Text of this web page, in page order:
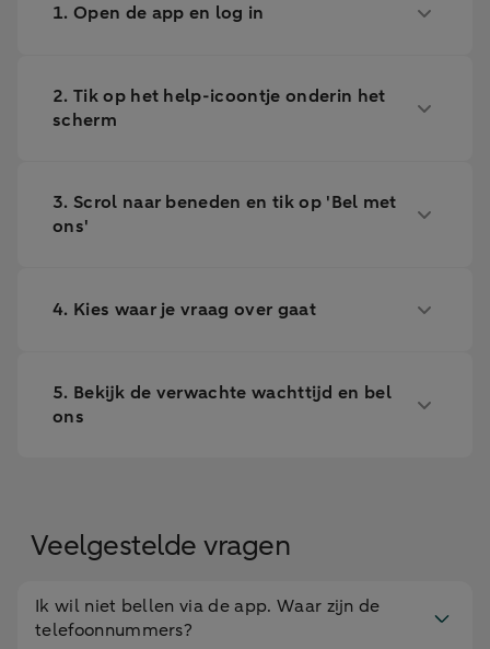
1. Open de app en log in
2. Tik op het help-icoontje onderin het
scherm
3. Scrol naar beneden en tik op 'Bel met
ons'
4. Kies waar je vraag over gaat
5. Bekijk de verwachte wachttijd en bel
ons
Veelgestelde vragen
Ik wil niet bellen via de app. Waar zijn de
telefoonnummers?